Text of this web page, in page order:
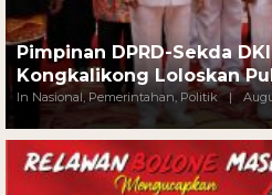
Pimpinan DPRD-Sekda
Kongkalikong Loloskan
In Nasional, Pemerintahan, Politik |